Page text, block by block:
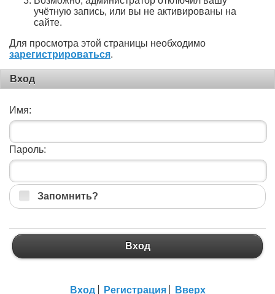
учётную запись, или вы не активированы на
сайте.
Для просмотра этой страницы необходимо
зарегистрироваться.
Вход
Имя:
Пароль:
Запомнить?
Вход
Вход Регистрация Вверх